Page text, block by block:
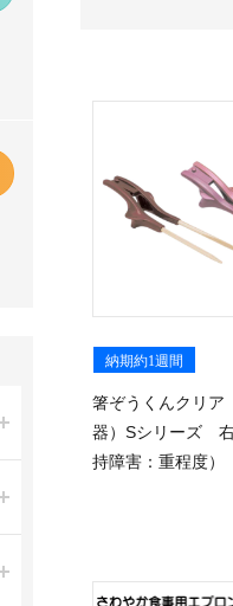
納期約1週間
箸ぞうくんクリア
器）Sシリーズ
持障害：重程度）